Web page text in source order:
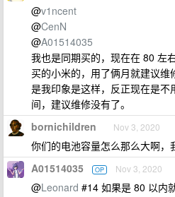
@v1ncent
@CenN
@A01514035
我也是同期买的，现在在 80 左
买的小米的，用了俩月就建议
是我印象是这样，反正现在是
间，建议维修没有了。
bornichildren Nov 3, 2020
你们的电池容量怎么那么大啊，
A01514035 OP Nov 3, 2020
@Leonard #14 如果是 80 以内